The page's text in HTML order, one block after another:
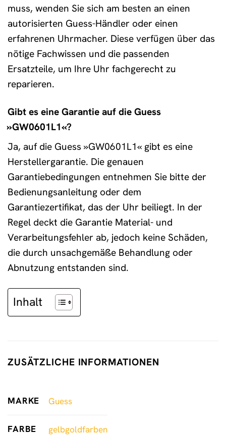
muss, wenden Sie sich am besten an einen
autorisierten Guess-Händler oder einen
erfahrenen Uhrmacher. Diese verfügen über das
nötige Fachwissen und die passenden
Ersatzteile, um Ihre Uhr fachgerecht zu
reparieren.
Gibt es eine Garantie auf die Guess
»GW0601L1«?
Ja, auf die Guess »GW0601L1« gibt es eine
Herstellergarantie. Die genauen
Garantiebedingungen entnehmen Sie bitte der
Bedienungsanleitung oder dem
Garantiezertifikat, das der Uhr beiliegt. In der
Regel deckt die Garantie Material- und
Verarbeitungsfehler ab, jedoch keine Schäden,
die durch unsachgemäße Behandlung oder
Abnutzung entstanden sind.
Inhalt
ZUSÄTZLICHE INFORMATIONEN
MARKE Guess
FARBE gelbgoldfarben